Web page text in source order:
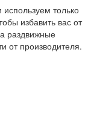
только
избавить вас от
раздвижные
от производителя.